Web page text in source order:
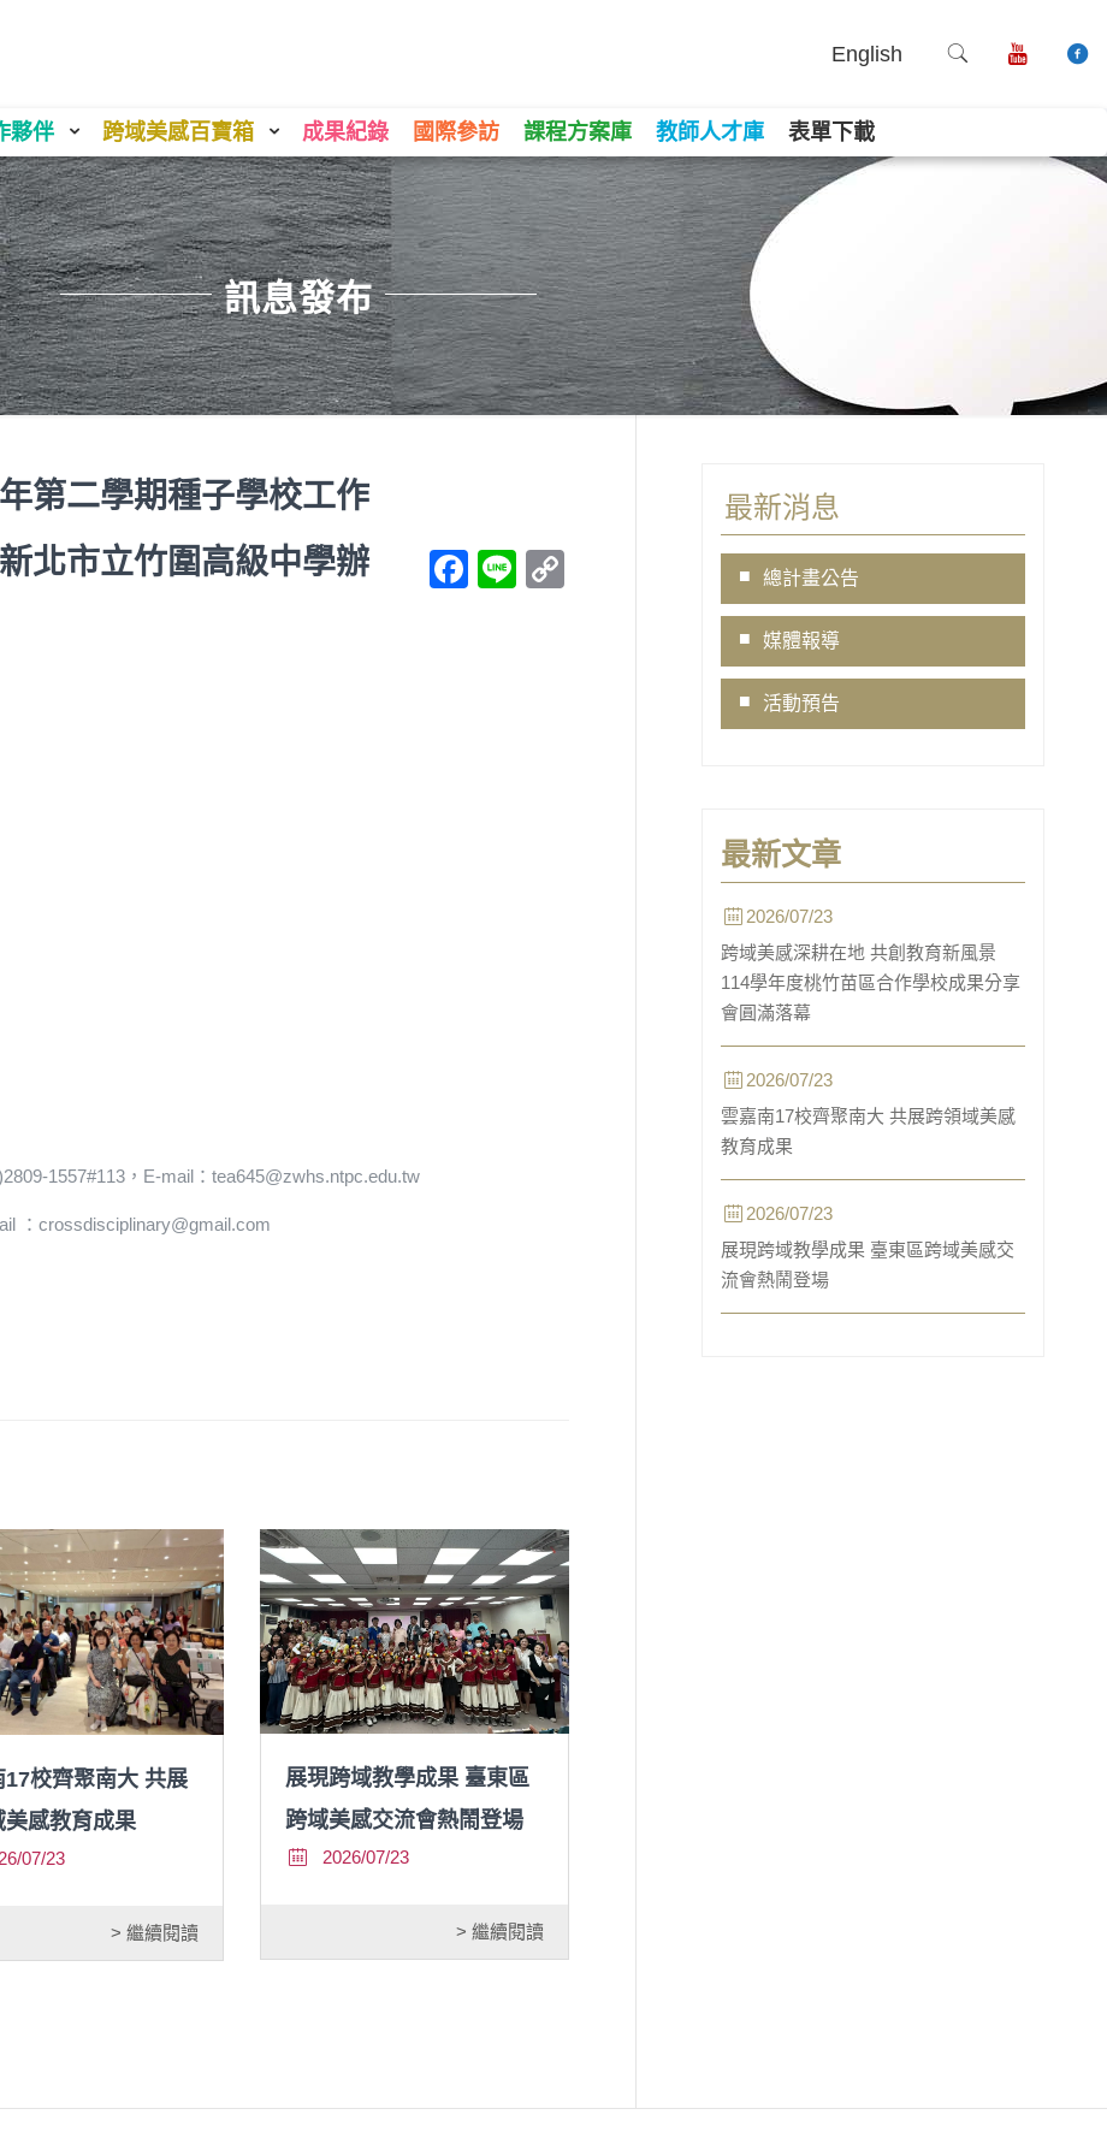
English
夥伴 跨域美感百寶箱 成果紀錄 國際參訪 課程方案庫 教師人才庫 表單下載
訊息發布
第二學期種子學校工作
北市立竹圍高級中學辦
Facebook
Line
1557#113，E-mail：tea645@zwhs.ntpc.edu.tw
：crossdisciplinary@gmail.com
17校齊聚南大 共展
美感教育成果
07/23
> 繼續閱讀
展現跨域教學成果 臺東區
跨域美感交流會熱鬧登場
2026/07/23
> 繼續閱讀
最新消息
總計畫公告
媒體報導
活動預告
最新文章
2026/07/23
跨域美感深耕在地 共創教育新風景
114學年度桃竹苗區合作學校成果分享
會圓滿落幕
2026/07/23
雲嘉南17校齊聚南大 共展跨領域美感
教育成果
2026/07/23
展現跨域教學成果 臺東區跨域美感交
流會熱鬧登場